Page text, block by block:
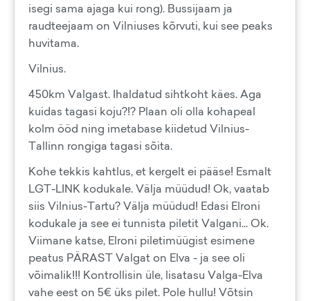
isegi sama ajaga kui rong). Bussijaam ja
raudteejaam on Vilniuses kõrvuti, kui see peaks
huvitama.
Vilnius.
450km Valgast. Ihaldatud sihtkoht käes. Aga
kuidas tagasi koju?!? Plaan oli olla kohapeal
kolm ööd ning imetabase kiidetud Vilnius-
Tallinn rongiga tagasi sõita.
Kohe tekkis kahtlus, et kergelt ei pääse! Esmalt
LGT-LINK kodukale. Välja müüdud! Ok, vaatab
siis Vilnius-Tartu? Välja müüdud! Edasi Elroni
kodukale ja see ei tunnista piletit Valgani... Ok.
Viimane katse, Elroni piletimüügist esimene
peatus PÄRAST Valgat on Elva - ja see oli
võimalik!!! Kontrollisin üle, lisatasu Valga-Elva
vahe eest on 5€ üks pilet. Pole hullu! Võtsin